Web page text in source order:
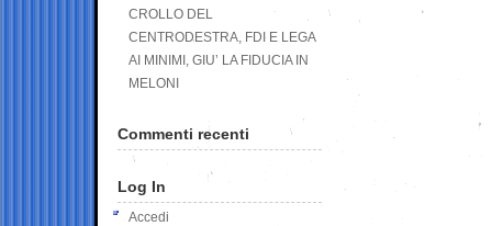
CROLLO DEL
CENTRODESTRA, FDI E LEGA
AI MINIMI, GIU’ LA FIDUCIA IN
MELONI
Commenti recenti
Log In
Accedi